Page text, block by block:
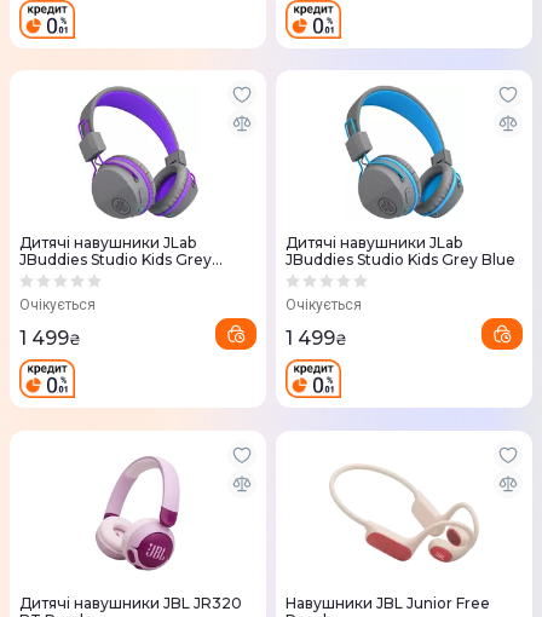
Дитячі навушники JLab
JBuddies Studio Kids Grey
Purple
Очікується
1 499₴
Дитячі навушники JLab
JBuddies Studio Kids Grey Blue
Очікується
1 499₴
Дитячі навушники JBL JR320
Навушники JBL Junior Free